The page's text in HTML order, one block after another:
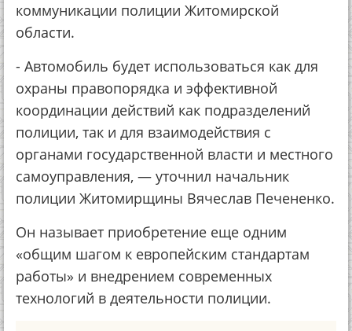
коммуникации полиции Житомирской
области.
- Автомобиль будет использоваться как для
охраны правопорядка и эффективной
координации действий как подразделений
полиции, так и для взаимодействия с
органами государственной власти и местного
самоуправления, — уточнил начальник
полиции Житомирщины Вячеслав Печененко.
Он называет приобретение еще одним
«общим шагом к европейским стандартам
работы» и внедрением современных
технологий в деятельности полиции.